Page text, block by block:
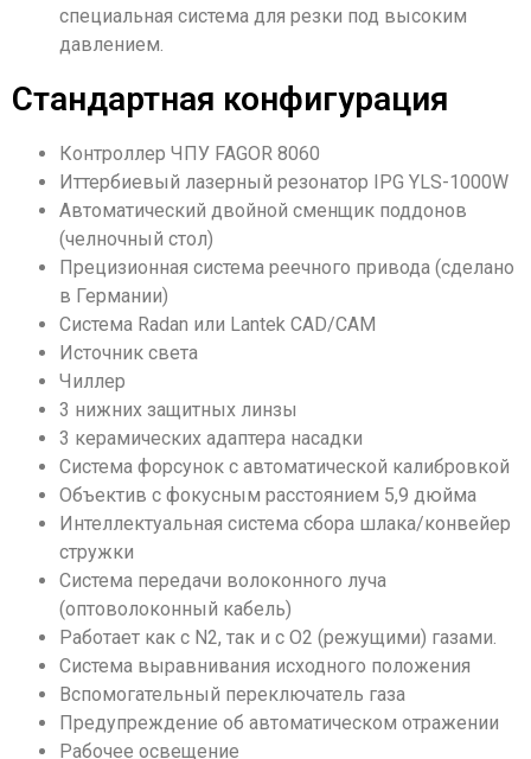
специальная система для резки под высоким
давлением.
Стандартная конфигурация
Контроллер ЧПУ FAGOR 8060
Иттербиевый лазерный резонатор IPG YLS-1000W
Автоматический двойной сменщик поддонов
(челночный стол)
Прецизионная система реечного привода (сделано
в Германии)
Система Radan или Lantek CAD/CAM
Источник света
Чиллер
3 нижних защитных линзы
3 керамических адаптера насадки
Система форсунок с автоматической калибровкой
Объектив с фокусным расстоянием 5,9 дюйма
Интеллектуальная система сбора шлака/конвейер
стружки
Система передачи волоконного луча
(оптоволоконный кабель)
Работает как с N2, так и с O2 (режущими) газами.
Система выравнивания исходного положения
Вспомогательный переключатель газа
Предупреждение об автоматическом отражении
Рабочее освещение